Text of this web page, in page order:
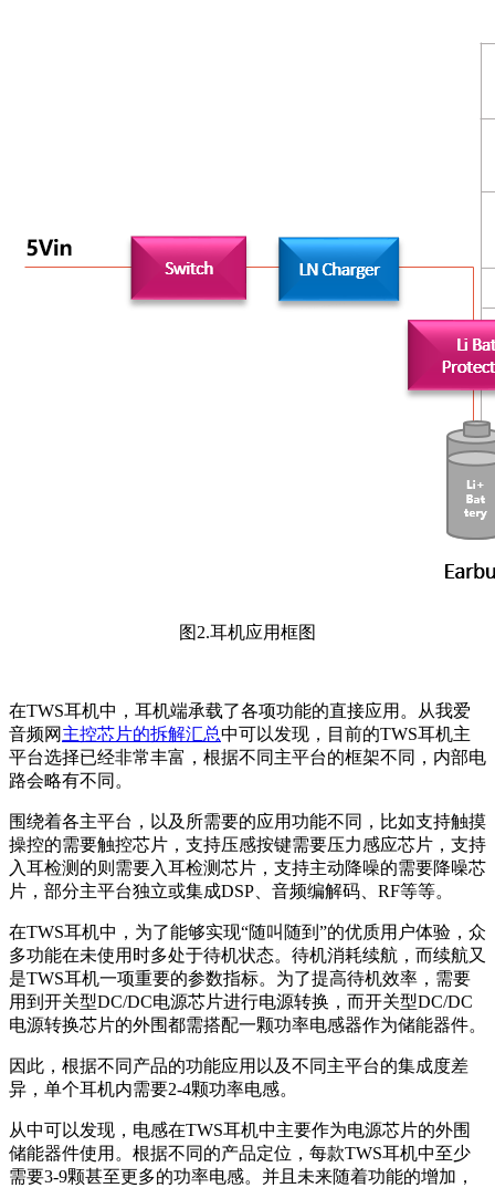
图2.耳机应用框图
在TWS耳机中，耳机端承载了各项功能的直接应用。从我爱
音频网 主控芯片的拆解汇总中可以发现，目前的TWS耳机主
平台选择已经非常丰富，根据不同主平台的框架不同，内部电
路会略有不同。
围绕着各主平台 ，以及所需要的应用功能不同 ，比如支持触摸
操控的需要触控芯片，支持压感按键需要压力感应芯片，支持
入耳检测的则需要入耳检测芯片，支持主动降噪的需要降噪芯
片， 部分主平台独立或集成DSP、音频编解码、RF等等。
在TWS耳机中，为了能够实现“随叫随到”的优质用户体验，众
多功能在未使用时多处于待机状态。待机消耗续航，而续航又
是TWS耳机一项重要的参数指标。为了提高待机效率，需要
用到开关型DC/DC电源芯片进行电源转换，而开关型DC/DC
电源转换芯片的外围都需搭配一颗功率电感器作为储能器件。
因此，根据不同产品的功能应用 以及不同主平台的集成度差
异 ， 单个耳机内需要2-4颗功率电感。
从中可以发现，电感在TWS耳机中主要作为电源芯片的外围
储能器件使用。根据不同的产品定位，每款TWS耳机中至少
需要3-9颗甚至更多的功率电感。 并且未来随着功能的增加，